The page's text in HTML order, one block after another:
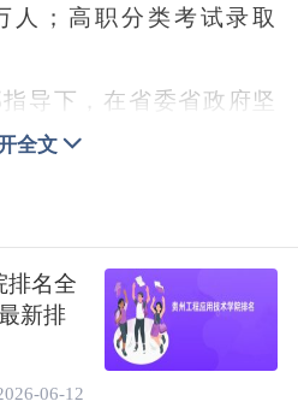
人；高职分类考试录取
导下，在省委省政府坚
接指挥，省招生考试院
操作，严格执行“十严
项基本要求”等规定，坚
原则，深入实施阳光招
以考生为本，今年首次
系统，为广大考生填报
程中第一时间公布高考
全文
排名全
新排
06-12